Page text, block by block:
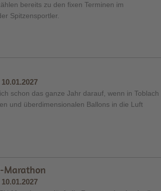
bereits zu den fixen Terminen im
Spitzensportler.
schon das ganze Jahr darauf, wenn in Toblach
und überdimensionalen Ballons in die Luft
Marathon